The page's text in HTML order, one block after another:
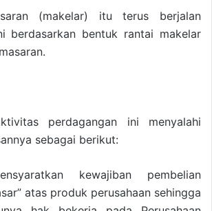
(makelar) itu terus berjalan
berdasarkan bentuk rantai makelar
perdagangan ini menyalahi
sebagai berikut:
kewajiban pembelian
atas produk perusahaan sehingga